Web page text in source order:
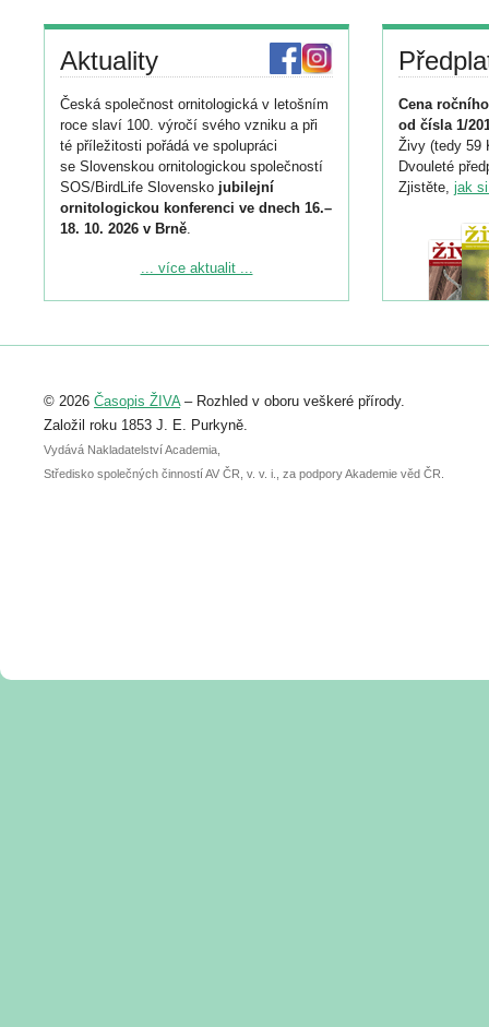
Aktuality
Česká společnost ornitologická v letošním
roce slaví 100. výročí svého vzniku a při
té příležitosti pořádá ve spolupráci
se Slovenskou ornitologickou společností
SOS/BirdLife Slovensko jubilejní
ornitologickou konferenci ve dnech 16.–
18. 10. 2026 v Brně.
Podrobnější informace ke konferenci
Registrovat se můžete do 6. září.
abstraktu přihlášené přednášky nebo
posteru je už 30. června.
... více aktualit ...
Cena
od čísla 1/
Živy (tedy 59
Dvouleté
Zjistěte, jak
© 2026 Časopis ŽIVA– Rozhled v oboru veškeré přírody.
Založil roku 1853 J. E. Purkyně.
Vydává Nakladatelství Academia,
Středisko společných činností AV ČR, v. v. i., za podpory Akademie věd ČR.